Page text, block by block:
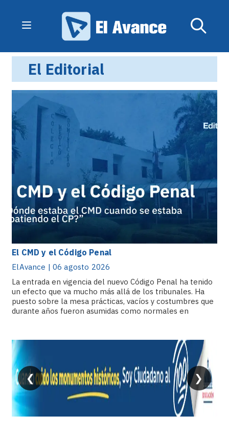
El Editorial
El CMD y el Código Penal
ElAvance | 06 agosto 2026
La entrada en vigencia del nuevo Código Penal ha tenido
un efecto que va mucho más allá de los tribunales. Ha
puesto sobre la mesa prácticas, vacíos y costumbres que
durante años fueron asumidas como normales en
❮ ❯